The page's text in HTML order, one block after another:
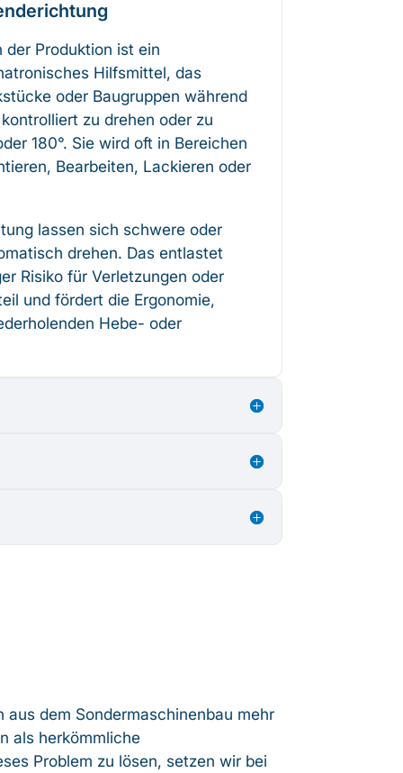
der Produktion ist ein
Hilfsmittel, das
oder Baugruppen während
zu drehen oder zu
180°. Sie wird oft in Bereichen
Bearbeiten, Lackieren oder
lassen sich schwere oder
drehen. Das entlastet
Risiko für Verletzungen oder
und fördert die Ergonomie,
Hebe- oder
aus dem Sondermaschinenbau mehr
als herkömmliche
Problem zu lösen, setzen wir bei